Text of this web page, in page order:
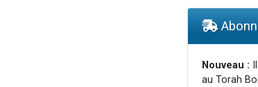
Nouveau :
au Torah